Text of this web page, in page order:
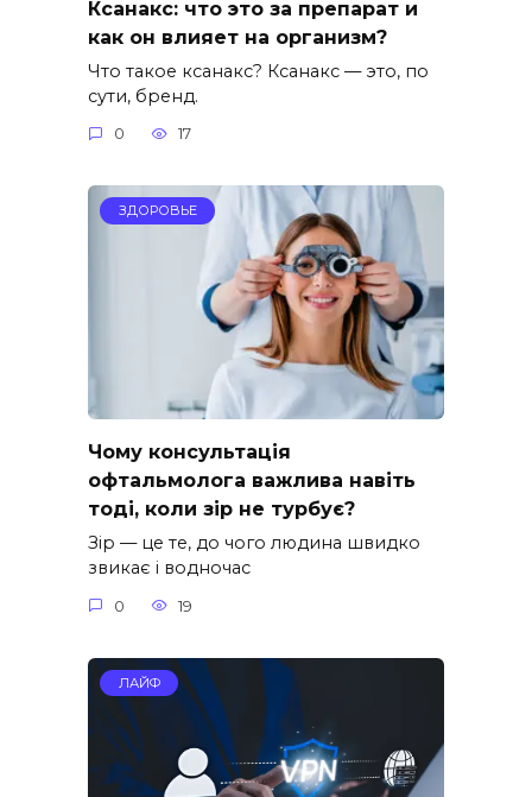
Ксанакс: что это за препарат и
как он влияет на организм?
Что такое ксанакс? Ксанакс — это, по
сути, бренд.
0 17
ЗДОРОВЬЕ
Чому консультація
офтальмолога важлива навіть
тоді, коли зір не турбує?
Зір — це те, до чого людина швидко
звикає і водночас
0 19
ЛАЙФ